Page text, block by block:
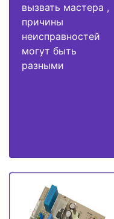
вызвать мастера ,
причины
неисправностей
могут быть
разными